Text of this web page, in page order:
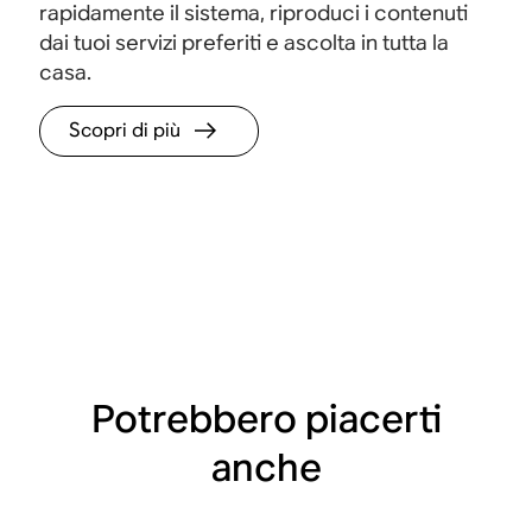
rapidamente il sistema, riproduci i contenuti
dai tuoi servizi preferiti e ascolta in tutta la
casa.
Scopri di più
Potrebbero piacerti
anche